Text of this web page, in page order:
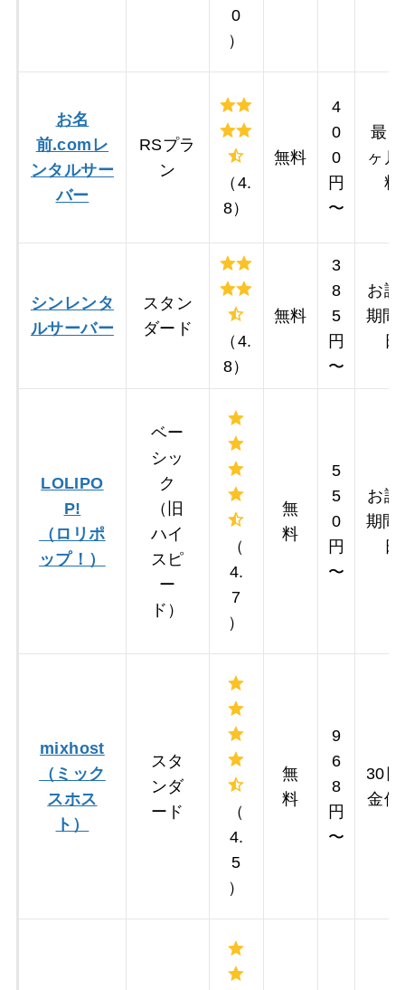
0
）
お名
前.comレ
ンタルサー
バー
RSプラ
ン
（4.
8）
無料
4
0
0
円
〜
最
ヶ月
料
シンレンタ
ルサーバー
スタン
ダード
（4.
8）
無料
3
8
5
円
〜
お試
期間
日
LOLIPO
P!
（ロリポ
ップ！）
ベー
シッ
ク
（旧
ハイ
スピ
ー
ド）
（
4.
7
）
無
料
5
5
0
円
〜
お試
期間
日
mixhost
（ミック
スホス
ト）
スタ
ンダ
ード
（
4.
5
）
無
料
9
6
8
円
〜
30日
金保